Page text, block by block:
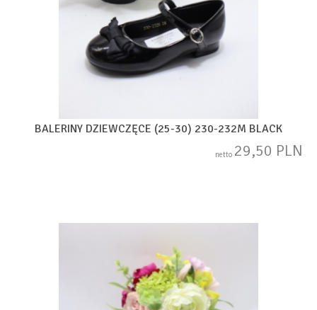
BALERINY DZIEWCZĘCE (25-30) 230-232M BLACK
netto 29,50 PLN